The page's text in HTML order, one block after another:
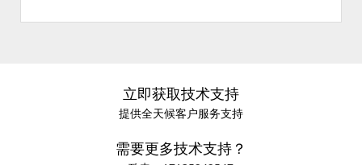
立即获取技术支持
提供全天候客户服务支持
需要更多技术支持？